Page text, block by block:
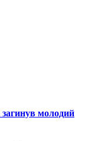
загинув молодий